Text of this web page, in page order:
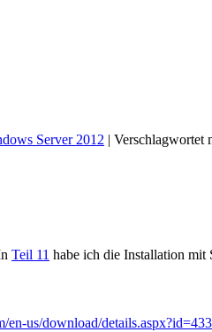
Server 2012 | Verschlagwortet
Teil 11 habe ich die Installation mit
us/download/